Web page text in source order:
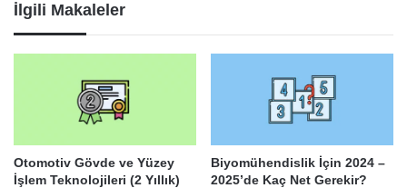
İlgili Makaleler
Otomotiv Gövde ve Yüzey
İşlem Teknolojileri (2 Yıllık)
Biyomühendislik İçin 2024 –
2025’de Kaç Net Gerekir?